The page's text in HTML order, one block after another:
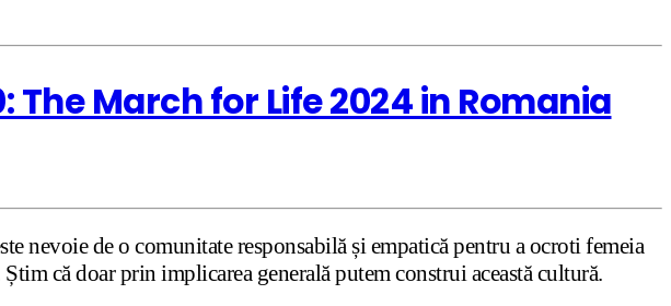
The March for Life 2024 in Romania
nevoie de o comunitate responsabilă și empatică pentru a ocroti femeia
că doar prin implicarea generală putem construi această cultură.